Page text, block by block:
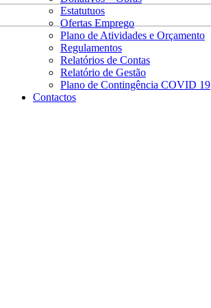
Estatutuos
Ofertas Emprego
Plano de Atividades e Orçamento
Regulamentos
Relatórios de Contas
Relatório de Gestão
Plano de Contingência COVID 19
Contactos